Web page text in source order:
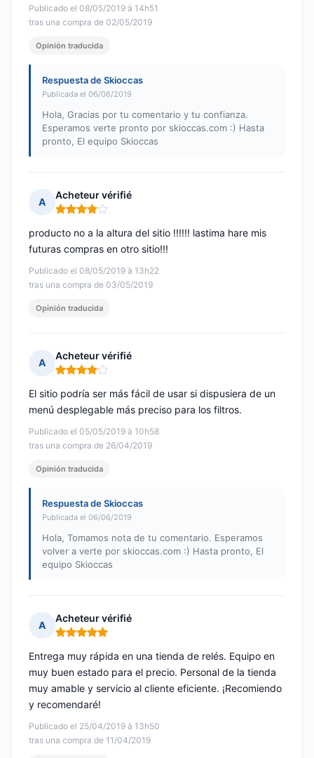
Publicado el 08/05/2019 à 14h51
tras una compra de 02/05/2019
Opinión traducida
Respuesta de Skioccas
Publicada el 06/06/2019
Hola, Gracias por tu comentario y tu confianza.
Esperamos verte pronto por skioccas.com :) Hasta
pronto, El equipo Skioccas
A
Acheteur vérifié
Nota: 4 de 5
Publicado el 08/05/2019 à 13h22
tras una compra de 03/05/2019
producto no a la altura del sitio !!!!!! lastima hare mis
futuras compras en otro sitio!!!
Opinión traducida
A
Acheteur vérifié
Nota: 4 de 5
Publicado el 05/05/2019 à 10h58
tras una compra de 26/04/2019
El sitio podría ser más fácil de usar si dispusiera de un
menú desplegable más preciso para los filtros.
Opinión traducida
Respuesta de Skioccas
Publicada el 06/06/2019
Hola, Tomamos nota de tu comentario. Esperamos
volver a verte por skioccas.com :) Hasta pronto, El
equipo Skioccas
A
Acheteur vérifié
Nota: 5 de 5
Publicado el 25/04/2019 à 13h50
tras una compra de 11/04/2019
Entrega muy rápida en una tienda de relés. Equipo en
muy buen estado para el precio. Personal de la tienda
muy amable y servicio al cliente eficiente. ¡Recomiendo
y recomendaré!